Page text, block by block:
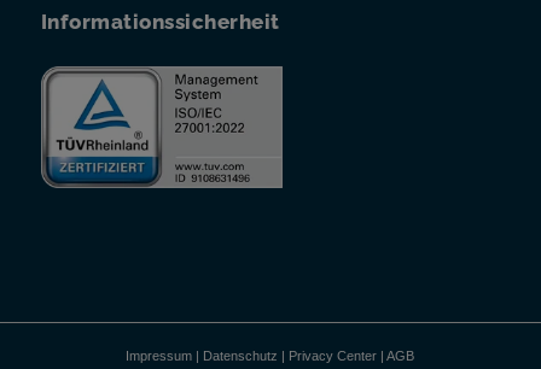
Informationssicherheit
Impressum | Datenschutz | Privacy Center |AGB